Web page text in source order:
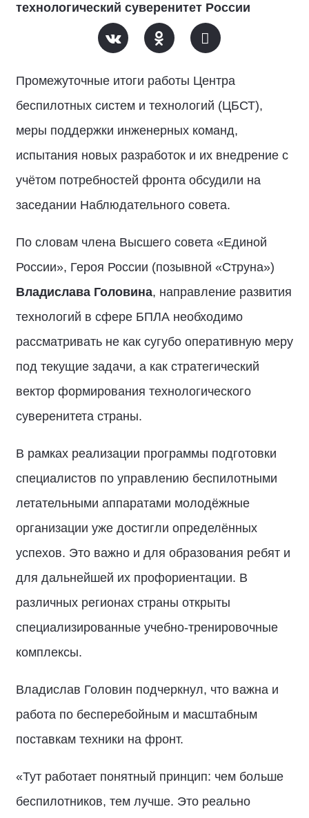
технологический суверенитет России
Промежуточные итоги работы Центра
беспилотных систем и технологий (ЦБСТ),
меры поддержки инженерных команд,
испытания новых разработок и их внедрение с
учётом потребностей фронта обсудили на
заседании Наблюдательного совета.
По словам члена Высшего совета «Единой
России», Героя России (позывной «Струна»)
Владислава Головина, направление развития
технологий в сфере БПЛА необходимо
рассматривать не как сугубо оперативную меру
под текущие задачи, а как стратегический
вектор формирования технологического
суверенитета страны.
В рамках реализации программы подготовки
специалистов по управлению беспилотными
летательными аппаратами молодёжные
организации уже достигли определённых
успехов. Это важно и для образования ребят и
для дальнейшей их профориентации. В
различных регионах страны открыты
специализированные учебно-тренировочные
комплексы.
Владислав Головин подчеркнул, что важна и
работа по бесперебойным и масштабным
поставкам техники на фронт.
«Тут работает понятный принцип: чем больше
беспилотников, тем лучше. Это реально